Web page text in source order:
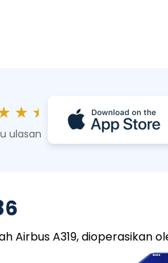
★ ★
ulasan
A319, dioperasikan